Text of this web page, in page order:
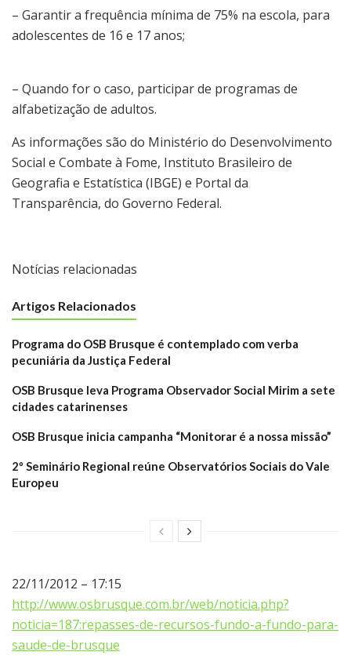
– Garantir a frequência mínima de 75% na escola, para
adolescentes de 16 e 17 anos;
– Quando for o caso, participar de programas de
alfabetização de adultos.
As informações são do Ministério do Desenvolvimento
Social e Combate à Fome, Instituto Brasileiro de
Geografia e Estatística (IBGE) e Portal da
Transparência, do Governo Federal.
Notícias relacionadas
Artigos Relacionados
Programa do OSB Brusque é contemplado com verba
pecuniária da Justiça Federal
OSB Brusque leva Programa Observador Social Mirim a sete
cidades catarinenses
OSB Brusque inicia campanha “Monitorar é a nossa missão”
2º Seminário Regional reúne Observatórios Sociais do Vale
Europeu
22/11/2012 – 17:15
http://www.osbrusque.com.br/web/noticia.php?
noticia=187:repasses-de-recursos-fundo-a-fundo-para-
saude-de-brusque